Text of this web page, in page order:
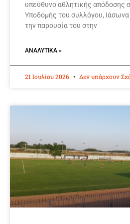
υπεύθυνο αθλητικής απόδοσης
Υποδομής του συλλόγου,
την παρουσία του στην
ΑΝΑΛΥΤΙΚΆ »
21 Ιουλίου 2026 Δεν υπάρχουν